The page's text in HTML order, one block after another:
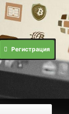
Регистрация